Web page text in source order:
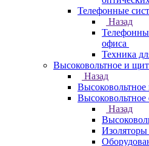
Телефонные
Назад
офиса
Техника
Высоковольтное и
Назад
Высоковольтное
Назад
Изоляторы